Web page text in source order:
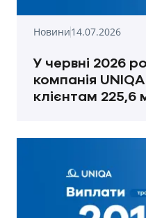
Новини14.07.2026
У червні 2026
компанія
клієнтам 225,6